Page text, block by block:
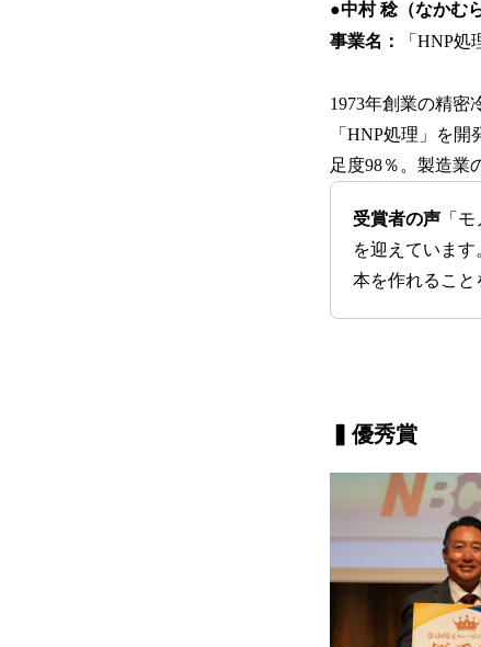
●中村 稔（なかむ
事業名：
「HNP
1973年創業の精密
「HNP処理」を
足度98％。製造業
受賞者の声 「
を迎えていま
本を作れること
優秀賞